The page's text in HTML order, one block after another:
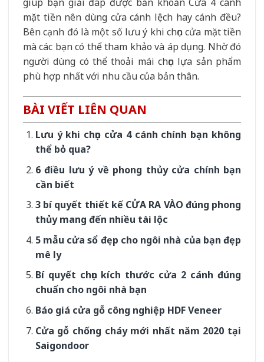
mặt tiền nên dùng cửa cánh lệch hay cánh đều?
Bên cạnh đó là một số lưu ý khi chọn cửa mặt tiền
mà các bạn có thể tham khảo và áp dụng. Nhờ đó
người dùng có thể thoải mái chọn lựa sản phẩm
phù hợp nhất với nhu cầu của bản thân.
BÀI VIẾT LIÊN QUAN
Lưu ý khi chọn cửa 4 cánh chính bạn không
thể bỏ qua?
6 điều lưu ý về phong thủy cửa chính bạn
cần biết
3 bí quyết thiết kế CỬA RA VÀO đúng phong
thủy mang đến nhiều tài lộc
5 mẫu cửa sổ đẹp cho ngôi nhà của bạn đẹp
mê ly
Bí quyết chọn kích thước cửa 2 cánh đúng
chuẩn cho ngôi nhà bạn
Báo giá cửa gỗ công nghiệp HDF Veneer
Cửa gỗ chống cháy mới nhất năm 2020 tại
Saigondoor